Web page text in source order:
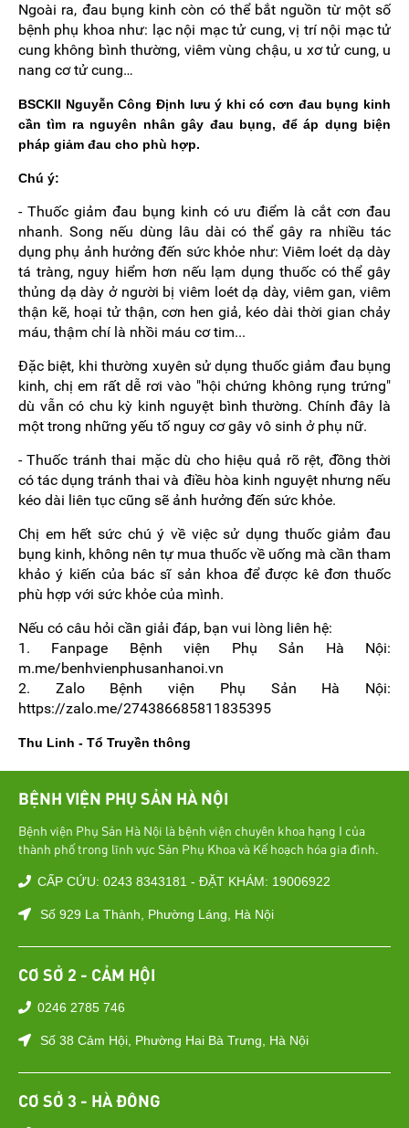
Ngoài ra, đau bụng kinh còn có thể bắt nguồn từ một số
bệnh phụ khoa như: lạc nội mạc tử cung, vị trí nội mạc tử
cung không bình thường, viêm vùng chậu, u xơ tử cung, u
nang cơ tử cung…
BSCKII Nguyễn Công Định lưu ý khi có cơn đau bụng kinh
cần tìm ra nguyên nhân gây đau bụng, để áp dụng biện
pháp giảm đau cho phù hợp.
Chú ý:
- Thuốc giảm đau bụng kinh có ưu điểm là cắt cơn đau
nhanh. Song nếu dùng lâu dài có thể gây ra nhiều tác
dụng phụ ảnh hưởng đến sức khỏe như: Viêm loét dạ dày
tá tràng, nguy hiểm hơn nếu lạm dụng thuốc có thể gây
thủng dạ dày ở người bị viêm loét dạ dày, viêm gan, viêm
thận kẽ, hoại tử thận, cơn hen giả, kéo dài thời gian chảy
máu, thậm chí là nhồi máu cơ tim...
Đặc biệt, khi thường xuyên sử dụng thuốc giảm đau bụng
kinh, chị em rất dễ rơi vào "hội chứng không rụng trứng"
dù vẫn có chu kỳ kinh nguyệt bình thường. Chính đây là
một trong những yếu tố nguy cơ gây vô sinh ở phụ nữ.
- Thuốc tránh thai mặc dù cho hiệu quả rõ rệt, đồng thời
có tác dụng tránh thai và điều hòa kinh nguyệt nhưng nếu
kéo dài liên tục cũng sẽ ảnh hưởng đến sức khỏe.
Chị em hết sức chú ý về việc sử dụng thuốc giảm đau
bụng kinh, không nên tự mua thuốc về uống mà cần tham
khảo ý kiến của bác sĩ sản khoa để được kê đơn thuốc
phù hợp với sức khỏe của mình.
Nếu có câu hỏi cần giải đáp, bạn vui lòng liên hệ:
1. Fanpage Bệnh viện Phụ Sản Hà Nội:
m.me/benhvienphusanhanoi.vn
2. Zalo Bệnh viện Phụ Sản Hà Nội:
https://zalo.me/274386685811835395
Thu Linh - Tổ Truyền thông
BỆNH VIỆN PHỤ SẢN HÀ NỘI
Bệnh viện Phụ Sản Hà Nội là bệnh viện chuyên khoa hạng I của
thành phố trong lĩnh vực Sản Phụ Khoa và Kế hoạch hóa gia đình.
CẤP CỨU: 0243 8343181 - ĐẶT KHÁM: 19006922
Số 929 La Thành, Phường Láng, Hà Nội
CƠ SỞ 2 - CẢM HỘI
0246 2785 746
Số 38 Cảm Hội, Phường Hai Bà Trưng, Hà Nội
CƠ SỞ 3 - HÀ ĐÔNG